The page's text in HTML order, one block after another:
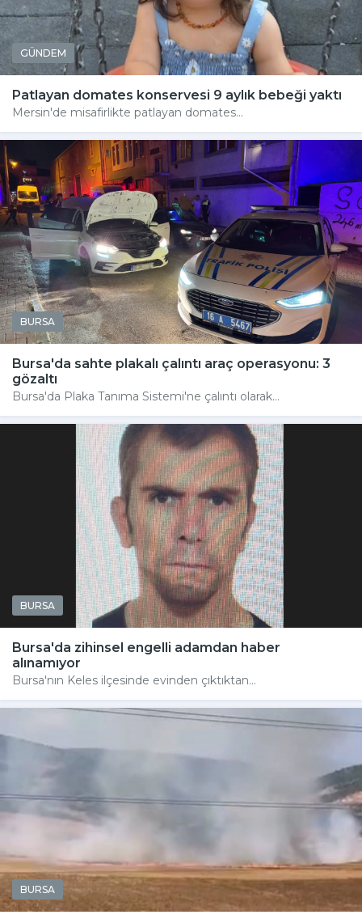
GÜNDEM
Patlayan domates konservesi 9 aylık bebeği yaktı
Mersin'de misafirlikte patlayan domates...
BURSA
Bursa'da sahte plakalı çalıntı araç operasyonu: 3
gözaltı
Bursa'da Plaka Tanıma Sistemi'ne çalıntı olarak...
BURSA
Bursa'da zihinsel engelli adamdan haber
alınamıyor
Bursa'nın Keles ilçesinde evinden çıktıktan...
BURSA